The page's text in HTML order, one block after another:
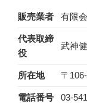
販売業者 有限
代表取締
役
武神
所在地 〒
電話番号 03-